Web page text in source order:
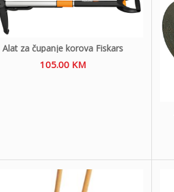
Alat za čupanje korova Fiskars
105.00 KM